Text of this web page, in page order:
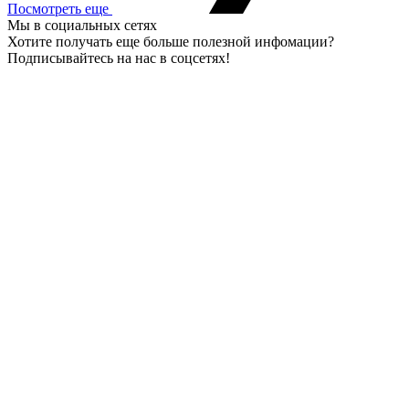
Посмотреть еще
Мы в социальных сетях
Хотите получать еще больше полезной инфомации?
Подписывайтесь на нас в соцсетях!